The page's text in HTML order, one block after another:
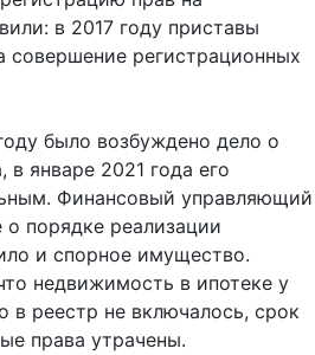
в 2017 году приставы
совершение регистрационных
было возбуждено дело о
в январе 2021 года его
Финансовый управляющий
порядке реализации
и спорное имущество.
недвижимость в ипотеке у
в реестр не включалось, срок
права утрачены.